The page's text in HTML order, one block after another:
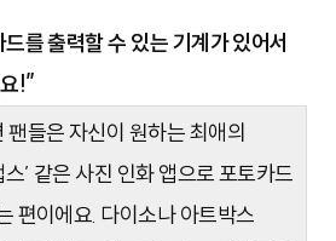
를 출력할 수 있는 기계가 있어서
!”
들은 자신이 원하는 최애의
’ 같은 사진 인화 앱으로 포토카드
편이에요. 다이소나 아트박스